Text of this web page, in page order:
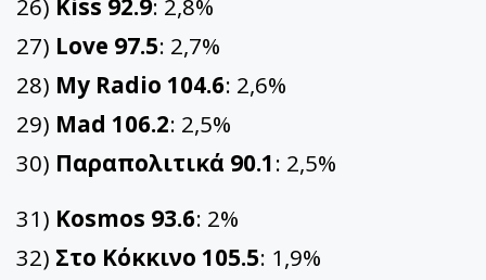
26) Kiss 92.9: 2,8%
27) Love 97.5: 2,7%
28) My Radio 104.6: 2,6%
29) Mad 106.2: 2,5%
30) Παραπολιτικά 90.1: 2,5%
31) Kosmos 93.6: 2%
32) Στο Κόκκινο 105.5: 1,9%